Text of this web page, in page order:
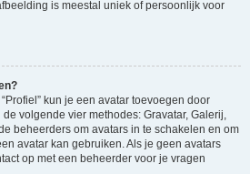
is meestal uniek of persoonlijk voor
kun je een avatar toevoegen door
volgende vier methodes: Gravatar, Galerij,
beheerders om avatars in te schakelen en om
avatar kan gebruiken. Als je geen avatars
op met een beheerder voor je vragen